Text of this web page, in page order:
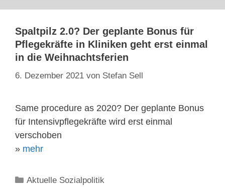
Spaltpilz 2.0? Der geplante Bonus für
Pflegekräfte in Kliniken geht erst einmal
in die Weihnachtsferien
6. Dezember 2021 von Stefan Sell
Same procedure as 2020? Der geplante Bonus
für Intensivpflegekräfte wird erst einmal
verschoben
» mehr
Kategorien
Aktuelle Sozialpolitik